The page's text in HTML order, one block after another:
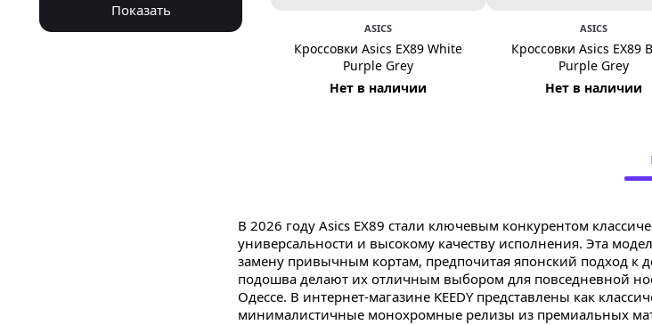
Показать
ASICS
Кроссовки Asics EX89 White
Purple Grey
Нет в наличии
ASICS
Кроссовки Asics EX89
Purple Grey
Нет в наличии
В 2026 году Asics EX89 стали ключевым конкурентом
универсальности и высокому качеству исполнения. Эта
замену привычным кортам, предпочитая японский подход к
подошва делают их отличным выбором для повседневной
Одессе. В интернет-магазине KEEDY представлены как
минималистичные монохромные релизы из премиальных